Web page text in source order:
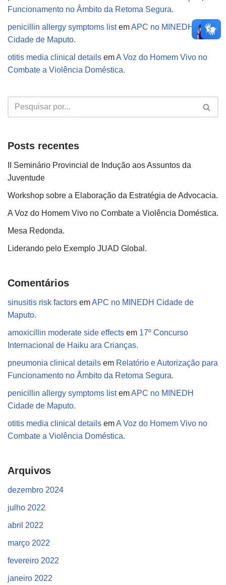
Funcionamento no Âmbito da Retoma Segura.
penicillin allergy symptoms listemAPC no MINEDH
Cidade de Maputo.
otitis media clinical details emA Voz do Homem Vivo no
Combate a Violência Doméstica.
Posts recentes
II Seminário Provincial de Indução aos Assuntos da
Juventude
Workshop sobre a Elaboração da Estratégia de Advocacia.
A Voz do Homem Vivo no Combate a Violência Doméstica.
Mesa Redonda.
Liderando pelo Exemplo JUAD Global.
Comentários
sinusitis risk factors emAPC no MINEDH Cidade de
Maputo.
amoxicillin moderate side effects em 17º Concurso
Internacional de Haiku ara Crianças.
pneumonia clinical details em Relatório e Autorização para
Funcionamento no Âmbito da Retoma Segura.
penicillin allergy symptoms listemAPC no MINEDH
Cidade de Maputo.
otitis media clinical details emA Voz do Homem Vivo no
Combate a Violência Doméstica.
Arquivos
dezembro 2024
julho 2022
abril 2022
março 2022
fevereiro 2022
janeiro 2022